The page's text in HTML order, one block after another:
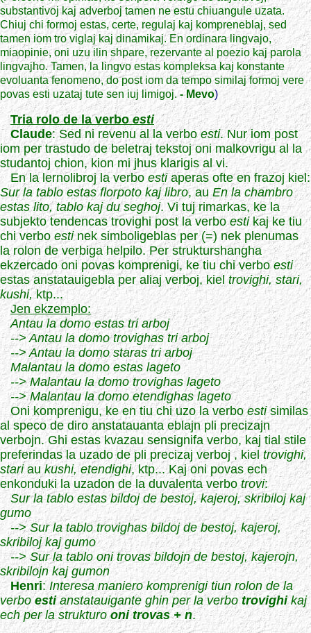
substantivoj kaj adverboj tamen ne estu chiuangule uzata.
Chiuj chi formoj estas, certe, regulaj kaj kompreneblaj, sed
tamen iom tro viglaj kaj dinamikaj. En ordinara lingvajo,
miaopinie, oni uzu ilin shpare, rezervante al poezio kaj parola
lingvajho. Tamen, la lingvo estas kompleksa kaj konstante
evoluanta fenomeno, do post iom da tempo similaj formoj vere
povas esti uzataj tute sen iuj limigoj.- Mevo)
Tria rolo de la verboesti
Claude: Sed ni revenu al la verboesti. Nur iom post
iom per trastudo de beletraj tekstoj oni malkovrigu al la
studantoj chion, kion mi jhus klarigis al vi.
En la lernolibroj la verbo estiaperas ofte en frazoj kiel:
Sur la tablo estas florpoto kaj libro, auEn la chambro
estas lito, tablo kaj du seghoj. Vi tuj rimarkas, ke la
subjekto tendencas trovighi post la verboestikaj ke tiu
chi verbo estinek simboligeblas per (=) nek plenumas
la rolon de verbiga helpilo. Per strukturshangha
ekzercado oni povas komprenigi, ke tiu chi verboesti
estas anstatauigebla per aliaj verboj, kieltrovighi, stari,
kushi,ktp...
Jen ekzemplo:
Antau la domo estas tri arboj
--> Antau la domo trovighas tri arboj
--> Antau la domo staras tri arboj
Malantau la domo estas lageto
--> Malantau la domo trovighas lageto
--> Malantau la domo etendighas lageto
Oni komprenigu, ke en tiu chi uzo la verboestisimilas
al speco de diro anstatauanta eblajn pli precizajn
verbojn. Ghi estas kvazau sensignifa verbo, kaj tial stile
preferindas la uzado de pli precizaj verboj , kieltrovighi,
stariaukushi, etendighi, ktp... Kaj oni povas ech
enkonduki la uzadon de la duvalenta verbotrovi:
Sur la tablo estas bildoj de bestoj, kajeroj, skribiloj kaj
gumo
--> Sur la tablo trovighas bildoj de bestoj, kajeroj,
skribiloj kaj gumo
--> Sur la tablo oni trovas bildojn de bestoj, kajerojn,
skribilojn kaj gumon
Henri: Interesa maniero komprenigi tiun rolon de la
verboestianstatauigante ghin per la verbotrovighikaj
ech per la strukturooni trovas + n.